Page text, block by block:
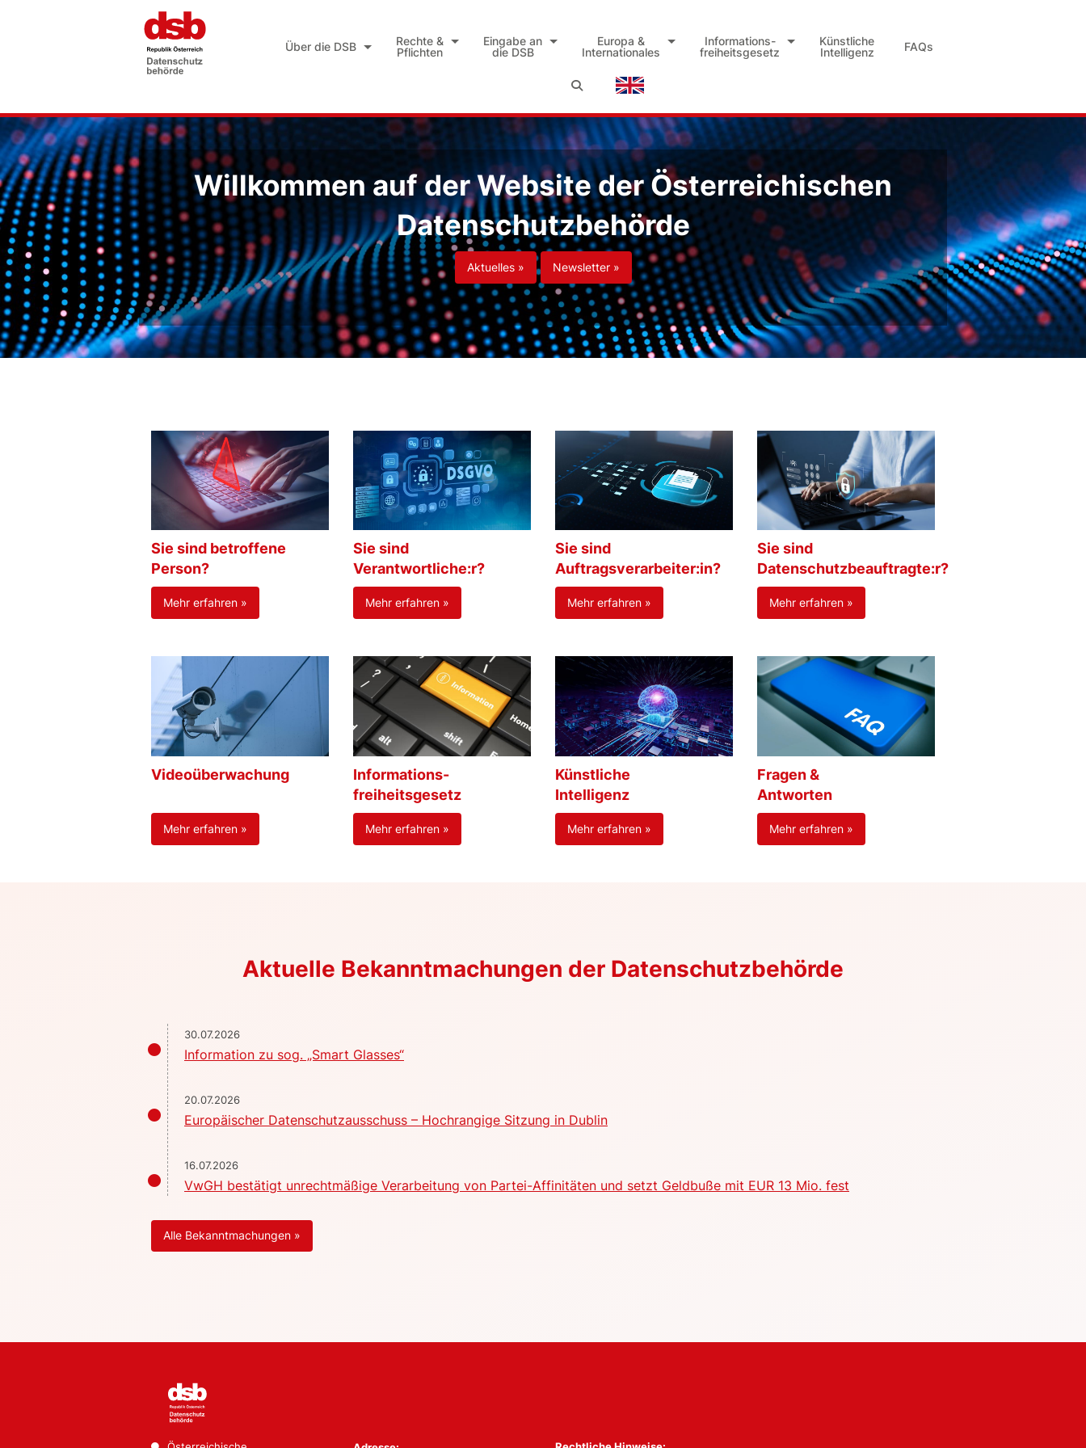
Über die DSB
Rechte &
Pflichten
Eingabe an
die DSB
Europa &
Internationales
Informations-
freiheitsgesetz
Künstliche
Intelligenz
FAQs
Willkommen auf der Website der Österreichischen
Datenschutzbehörde
Aktuelles » Newsletter »
Sie sind betroffene
Person?
Mehr erfahren »
Sie sind
Verantwortliche:r?
Mehr erfahren »
Sie sind
Auftragsverarbeiter:in?
Mehr erfahren »
Sie sind
Datenschutzbeauftragte:r?
Mehr erfahren »
Videoüberwachung
Mehr erfahren »
Informations-
freiheitsgesetz
Mehr erfahren »
Künstliche
Intelligenz
Mehr erfahren »
Fragen &
Antworten
Mehr erfahren »
Aktuelle Bekanntmachungen der Datenschutzbehörde
30.07.2026
Information zu sog. „Smart Glasses“
20.07.2026
Europäischer Datenschutzausschuss – Hochrangige Sitzung in Dublin
16.07.2026
VwGH bestätigt unrechtmäßige Verarbeitung von Partei-Affinitäten und setzt Geldbuße mit EUR 13 Mio. fest
Alle Bekanntmachungen »